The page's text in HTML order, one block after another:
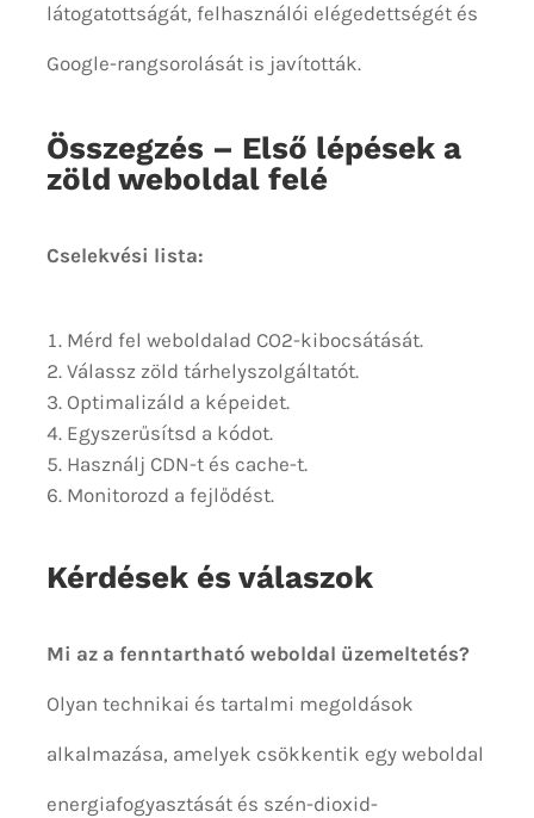
látogatottságát, felhasználói elégedettségét és
Google-rangsorolását is javították.
Összegzés – Első lépések a
zöld weboldal felé
Cselekvési lista:
Mérd fel weboldalad CO2-kibocsátását.
Válassz zöld tárhelyszolgáltatót.
Optimalizáld a képeidet.
Egyszerűsítsd a kódot.
Használj CDN-t és cache-t.
Monitorozd a fejlődést.
Kérdések és válaszok
Mi az a fenntartható weboldal üzemeltetés?
Olyan technikai és tartalmi megoldások
alkalmazása, amelyek csökkentik egy weboldal
energiafogyasztását és szén-dioxid-